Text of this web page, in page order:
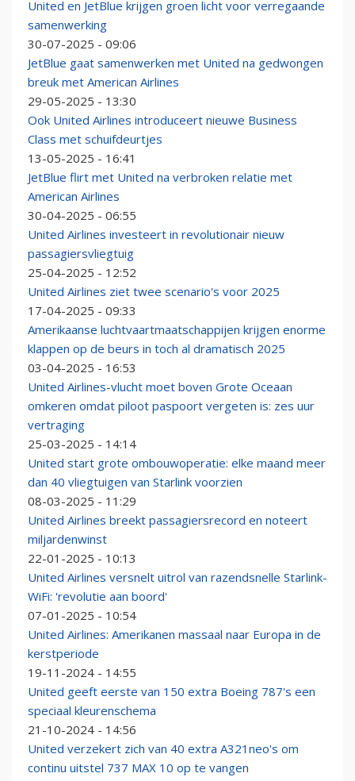
United en JetBlue krijgen groen licht voor verregaande
samenwerking
30-07-2025 - 09:06
JetBlue gaat samenwerken met United na gedwongen
breuk met American Airlines
29-05-2025 - 13:30
Ook United Airlines introduceert nieuwe Business
Class met schuifdeurtjes
13-05-2025 - 16:41
JetBlue flirt met United na verbroken relatie met
American Airlines
30-04-2025 - 06:55
United Airlines investeert in revolutionair nieuw
passagiersvliegtuig
25-04-2025 - 12:52
United Airlines ziet twee scenario's voor 2025
17-04-2025 - 09:33
Amerikaanse luchtvaartmaatschappijen krijgen enorme
klappen op de beurs in toch al dramatisch 2025
03-04-2025 - 16:53
United Airlines-vlucht moet boven Grote Oceaan
omkeren omdat piloot paspoort vergeten is: zes uur
vertraging
25-03-2025 - 14:14
United start grote ombouwoperatie: elke maand meer
dan 40 vliegtuigen van Starlink voorzien
08-03-2025 - 11:29
United Airlines breekt passagiersrecord en noteert
miljardenwinst
22-01-2025 - 10:13
United Airlines versnelt uitrol van razendsnelle Starlink-
WiFi: 'revolutie aan boord'
07-01-2025 - 10:54
United Airlines: Amerikanen massaal naar Europa in de
kerstperiode
19-11-2024 - 14:55
United geeft eerste van 150 extra Boeing 787's een
speciaal kleurenschema
21-10-2024 - 14:56
United verzekert zich van 40 extra A321neo's om
continu uitstel 737 MAX 10 op te vangen